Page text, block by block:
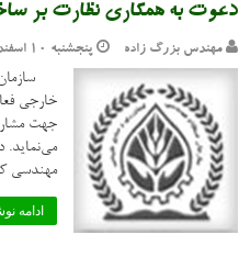
دعوت به همکاری نظارت بر
مهندس بزرگ زاده پنجشنبه ۱۰ اسفند ۱۳۹۶
سازمان
خارجی
جهت
می‌نماید.
مهندسی
ادامه